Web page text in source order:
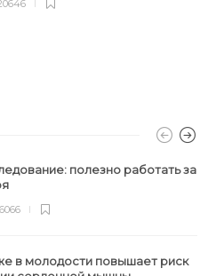
полезно работать за
в молодости повышает риск